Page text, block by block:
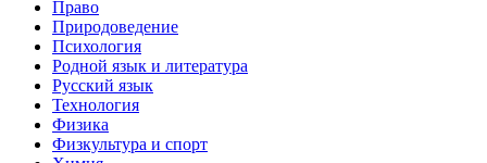
Право
Природоведение
Психология
Родной язык и литература
Русский язык
Технология
Физика
Физкультура и спорт